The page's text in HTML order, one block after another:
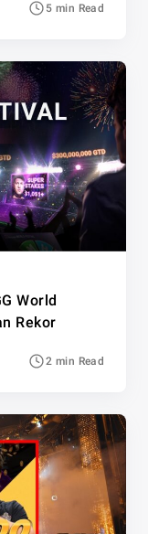
5 min Read
World
Rekor
2 min Read